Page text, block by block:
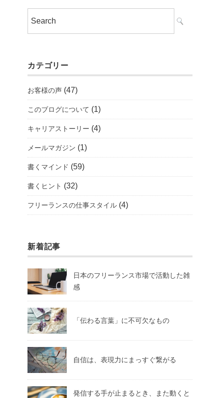
カテゴリー
お客様の声 (47)
このブログについて (1)
キャリアストーリー (4)
メールマガジン (1)
書くマインド (59)
書くヒント (32)
フリーランスの仕事スタイル (4)
新着記事
日本のフリーランス市場で活動した雑
感
「伝わる言葉」に不可欠なもの
自信は、表現力にまっすぐ繋がる
発信する手が止まるとき、また動くと